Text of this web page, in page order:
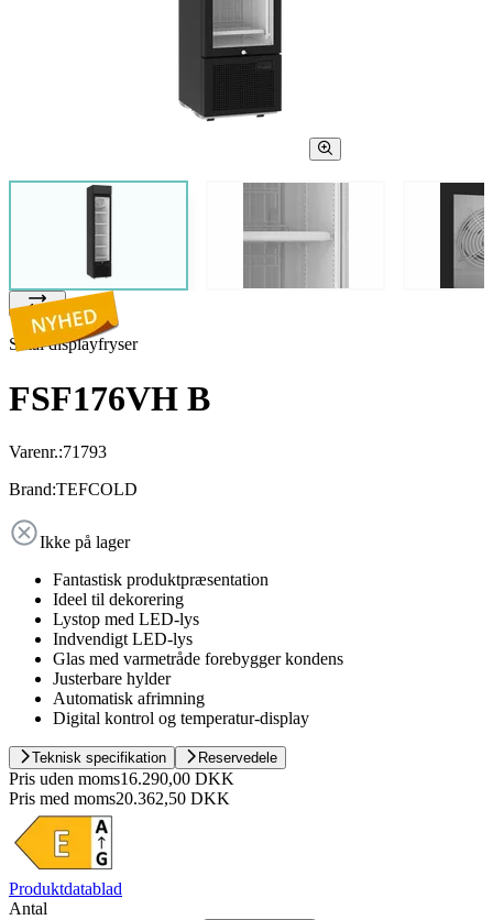
Smal displayfryser
FSF176VH B
Varenr.:71793
Brand:TEFCOLD
Ikke på lager
Fantastisk produktpræsentation
Ideel til dekorering
Lystop med LED-lys
Indvendigt LED-lys
Glas med varmetråde forebygger kondens
Justerbare hylder
Automatisk afrimning
Digital kontrol og temperatur-display
Teknisk specifikation Reservedele
Pris uden moms16.290,00 DKK
Pris med moms20.362,50 DKK
Produktdatablad
Antal